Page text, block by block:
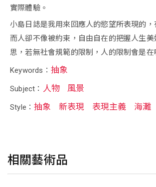
實際體驗。
小島日誌是我用來回應人的慾望所表現的
而人卻不像被約束，自由自在的把握人生
思，若無社會規範的限制，人的限制會是在
Keywords： 抽象
Subject： 人物 風景
Style：抽象 新表現 表現主義 海灘
相關藝術品